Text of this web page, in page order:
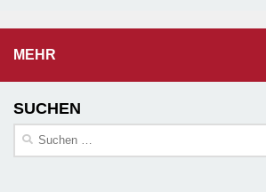
MEHR
SUCHEN
Suchen